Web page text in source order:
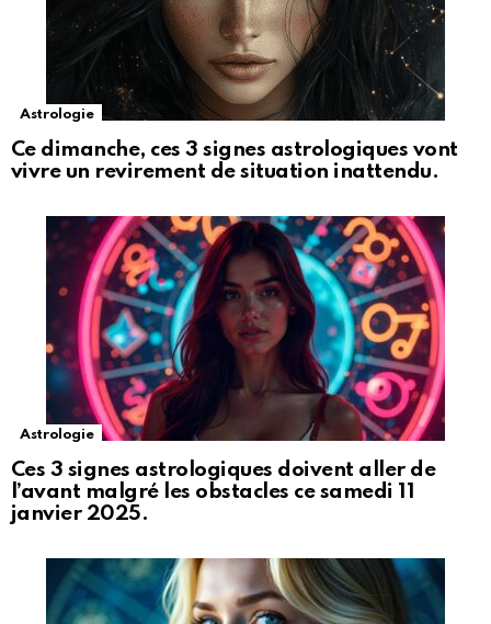
Astrologie
Ce dimanche, ces 3 signes astrologiques vont
vivre un revirement de situation inattendu.
Astrologie
Ces 3 signes astrologiques doivent aller de
l’avant malgré les obstacles ce samedi 11
janvier 2025.